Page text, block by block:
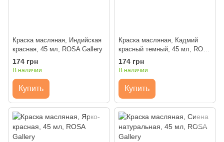
Краска масляная, Индийская
красная, 45 мл, ROSA Gallery
174 грн
В наличии
Купить
Краска масляная, Кадмий
красный темный, 45 мл, ROSA
Gallery
174 грн
В наличии
Купить